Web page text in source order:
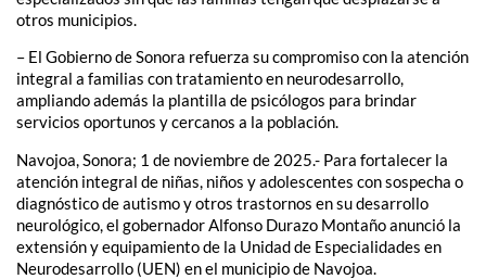
otros municipios.
– El Gobierno de Sonora refuerza su compromiso con la atención
integral a familias con tratamiento en neurodesarrollo,
ampliando además la plantilla de psicólogos para brindar
servicios oportunos y cercanos a la población.
Navojoa, Sonora; 1 de noviembre de 2025.- Para fortalecer la
atención integral de niñas, niños y adolescentes con sospecha o
diagnóstico de autismo y otros trastornos en su desarrollo
neurológico, el gobernador Alfonso Durazo Montaño anunció la
extensión y equipamiento de la Unidad de Especialidades en
Neurodesarrollo (UEN) en el municipio de Navojoa.